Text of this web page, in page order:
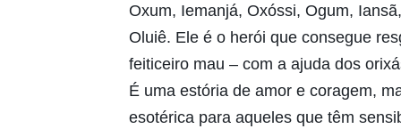
Oxum, Iemanjá, Oxóssi, Ogum,
Oluiê. Ele é o herói que consegue
feiticeiro mau – com a ajuda dos
É uma estória de amor e coragem,
esotérica para aqueles que têm